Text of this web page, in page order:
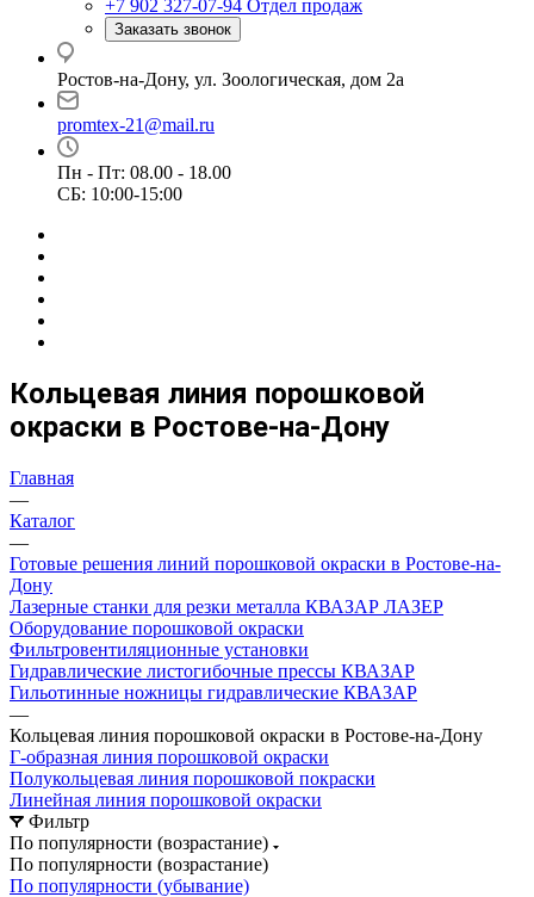
+7 902 327-07-94 Отдел продаж
Заказать звонок
Ростов-на-Дону, ул. Зоологическая, дом 2а
promtex-21@mail.ru
Пн - Пт: 08.00 - 18.00
СБ: 10:00-15:00
Кольцевая линия порошковой
окраски в Ростове-на-Дону
Главная
—
Каталог
—
Готовые решения линий порошковой окраски в Ростове-на-
Дону
Лазерные станки для резки металла КВАЗАР ЛАЗЕР
Оборудование порошковой окраски
Фильтровентиляционные установки
Гидравлические листогибочные прессы КВАЗАР
Гильотинные ножницы гидравлические КВАЗАР
—
Кольцевая линия порошковой окраски в Ростове-на-Дону
Г-образная линия порошковой окраски
Полукольцевая линия порошковой покраски
Линейная линия порошковой окраски
Фильтр
По популярности (возрастание)
По популярности (возрастание)
По популярности (убывание)